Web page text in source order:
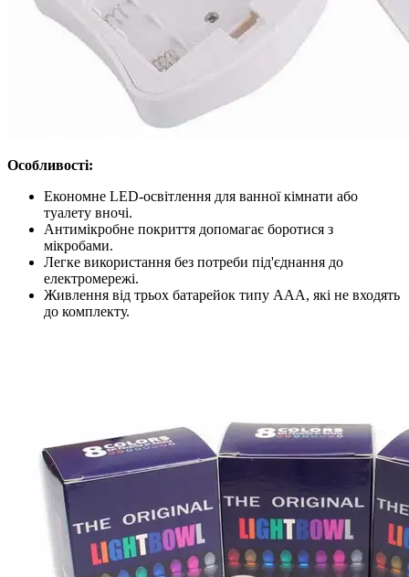
Особливості:
Економне LED-освітлення для ванної кімнати або
туалету вночі.
Антимікробне покриття допомагає боротися з
мікробами.
Легке використання без потреби під'єднання до
електромережі.
Живлення від трьох батарейок типу ААА, які не входять
до комплекту.